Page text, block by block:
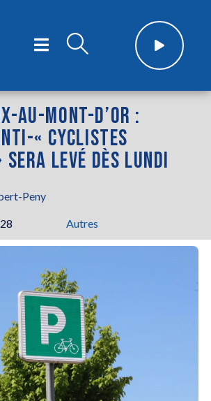
AU-MONT-D’OR :
« CYCLISTES
LEVÉ DÈS LUNDI
Peny
Autres